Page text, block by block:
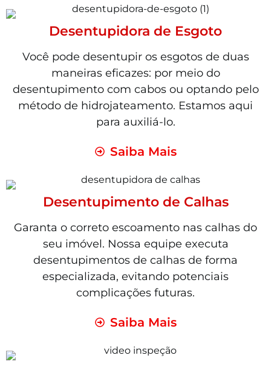
Desentupidora de Esgoto
Você pode desentupir os esgotos de duas
maneiras eficazes: por meio do
desentupimento com cabos ou optando pelo
método de hidrojateamento. Estamos aqui
para auxiliá-lo.
Saiba Mais
Desentupimento de Calhas
Garanta o correto escoamento nas calhas do
seu imóvel. Nossa equipe executa
desentupimentos de calhas de forma
especializada, evitando potenciais
complicações futuras.
Saiba Mais